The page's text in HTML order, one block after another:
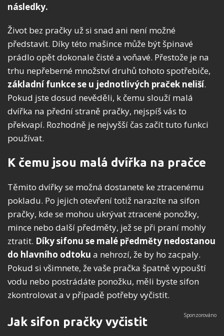
následky.
Život bez pračky už si snad ani není možné
představit. Díky této mašince může být špinavé
prádlo opět dokonale čisté a voňavé. Přestože je na
trhu nepřeberné množství druhů tohoto spotřebiče,
základní funkce se u jednotlivých praček neliší.
Pokud jste dosud nevěděli, k čemu slouží malá
dvířka na přední straně pračky, nejspíš vás to
překvapí. Rozhodně je nejvyšší čas začít tuto funkci
používat.
K čemu jsou malá dvířka na pračce
Těmito dvířky se možná dostanete ke ztracenému
pokladu. Po jejich otevření totiž narazíte na sifon
pračky, kde se mohou ukrývat ztracené ponožky,
mince nebo další předměty, jež se při praní mohly
ztratit. Díky sifonu se malé předměty nedostanou
do hlavního odtoku a nehrozí, že by ho zacpaly.
Pokud si všimnete, že vaše pračka špatně vypouští
vodu nebo postrádáte ponožku, měli byste sifon
zkontrolovat a v případě potřeby vyčistit.
Jak sifon pračky vyčistit